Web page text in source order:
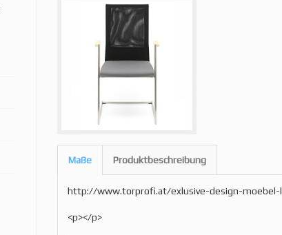
Maße Produktbeschreibung
http://www.torprofi.at/exlusive-design-
<p></p>